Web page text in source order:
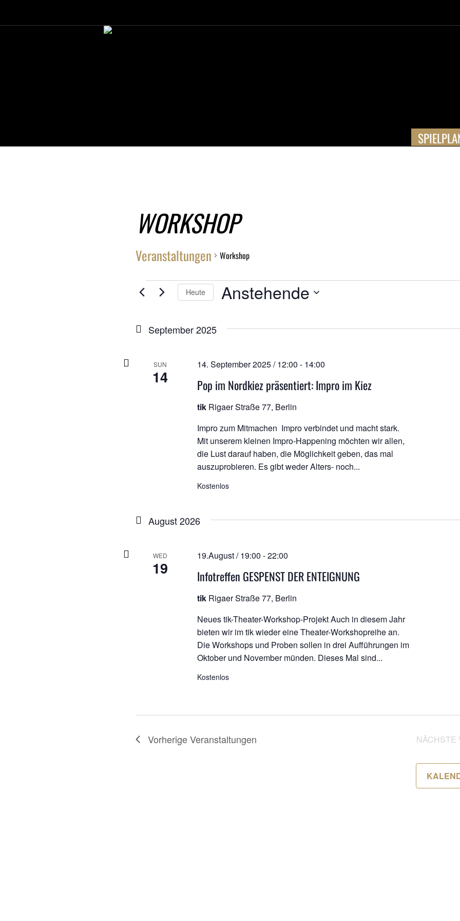
WORKSHOP
Veranstaltungen Workshop
VERANSTALTUNGEN
Heute Anstehende
wählen.
September 2025
SUN
14 Pop im Nordkiez präsentiert: Impro im Kiez
14. September 2025 / 12:00 - 14:00
tik Rigaer Straße 77, Berlin
Impro zum Mitmachen Impro verbindet und macht stark.
Mit unserem kleinen Impro-Happening möchten wir allen,
die Lust darauf haben, die Möglichkeit geben, das mal
auszuprobieren. Es gibt weder Alters- noch...
Kostenlos
August 2026
WED
19 Infotreffen GESPENST DER ENTEIGNUNG
19.August / 19:00 -22:00
tik Rigaer Straße 77, Berlin
Neues tik-Theater-Workshop-Projekt Auch in diesem Jahr
bieten wir im tik wieder eine Theater-Workshopreihe an.
Die Workshops und Proben sollen in drei Aufführungen im
Oktober und November münden. Dieses Mal sind...
Kostenlos
VorherigeVeranstaltungen NÄCHSTE